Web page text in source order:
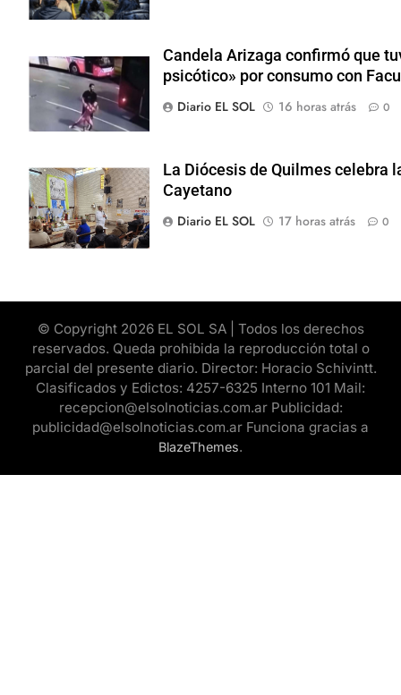
Candela Arizaga confirmó que
psicótico» por consumo con
Diario EL SOL
16 horas atrás 0
La Diócesis de Quilmes celebra
Cayetano
Diario EL SOL
17 horas atrás 0
© Copyright 2026 EL SOL SA | Todos los derechos
reservados. Queda prohibida la reproducción total o
parcial del presente diario. Director: Horacio Schivintt.
Clasificados y Edictos: 4257-6325 Interno 101 Mail:
recepcion@elsolnoticias.com.ar Publicidad:
publicidad@elsolnoticias.com.ar Funciona gracias a
BlazeThemes.